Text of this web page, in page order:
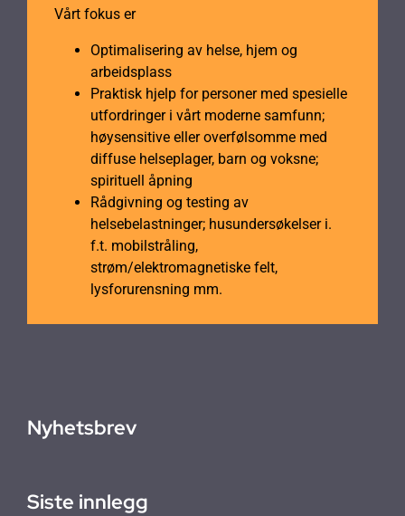
Vårt fokus er
Optimalisering av helse, hjem og
arbeidsplass
Praktisk hjelp for personer med spesielle
utfordringer i vårt moderne samfunn;
høysensitive eller overfølsomme med
diffuse helseplager, barn og voksne;
spirituell åpning
Rådgivning og testing av
helsebelastninger; husundersøkelser i.
f.t. mobilstråling,
strøm/elektromagnetiske felt,
lysforurensning mm.
Nyhetsbrev
Siste innlegg